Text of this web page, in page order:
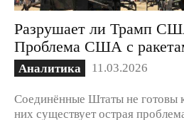
Разрушает ли Трамп
Проблема США с
Аналитика 11.03.2026
Соединённые Штаты не готовы
них существует острая